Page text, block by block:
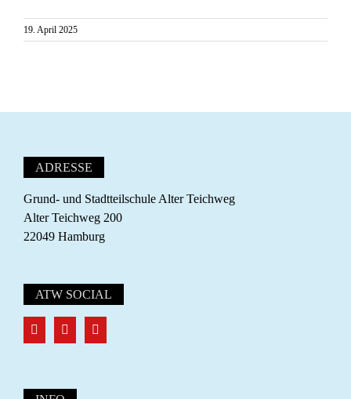
19. April 2025
ADRESSE
Grund- und Stadtteilschule Alter Teichweg
Alter Teichweg 200
22049 Hamburg
ATW SOCIAL